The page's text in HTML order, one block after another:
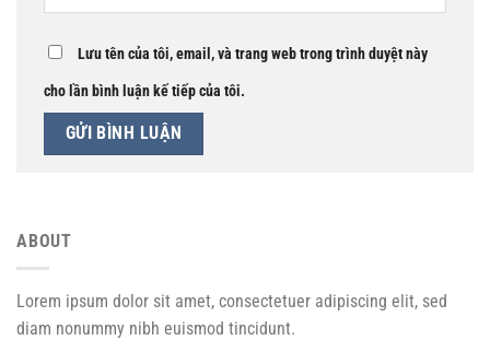
Lưu tên của tôi, email, và trang web trong trình duyệt này
cho lần bình luận kế tiếp của tôi.
ABOUT
Lorem ipsum dolor sit amet, consectetuer adipiscing elit, sed
diam nonummy nibh euismod tincidunt.